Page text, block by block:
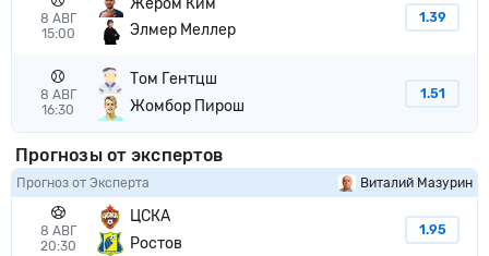
8 АВГ
15:00
Элмер Меллер
1.39
8 АВГ
16:30
Том Гентцш
Жомбор Пирош
1.51
Прогнозы от экспертов
Прогноз от Эксперта Виталий Мазурин
8 АВГ
20:30
ЦСКА
Ростов
1.95